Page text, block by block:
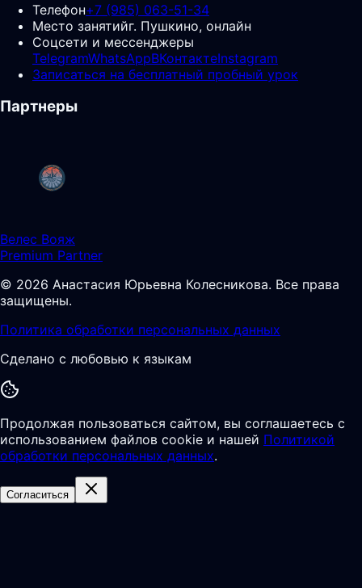
Телефон+7 (985) 063-51-34
Место занятийг. Пушкино, онлайн
Соцсети и мессенджеры
TelegramWhatsAppВКонтактеInstagram
Записаться на бесплатный пробный урок
Партнеры
Велес Вояж
Premium Partner
© 2026 Анастасия Юрьевна Колесникова. Все права
защищены.
Политика обработки персональных данных
Сделано с любовью к языкам
Продолжая пользоваться сайтом, вы соглашаетесь с
использованием файлов cookie и нашей Политикой
обработки персональных данных.
Согласиться